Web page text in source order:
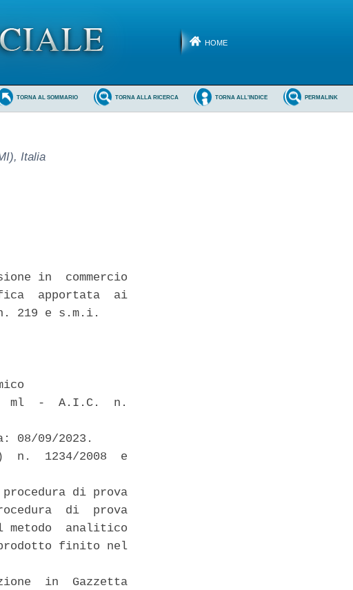
HOME
PERMALINK
TORNA ALL'INDICE
TORNA ALLA RICERCA
TORNA AL SOMMARIO
Italia
in  commercio
apportata  ai
219 e s.m.i.
ml  -  A.I.C.  n.
08/09/2023.
n.  1234/2008  e
di prova
di  prova
metodo  analitico
finito nel
in  Gazzetta